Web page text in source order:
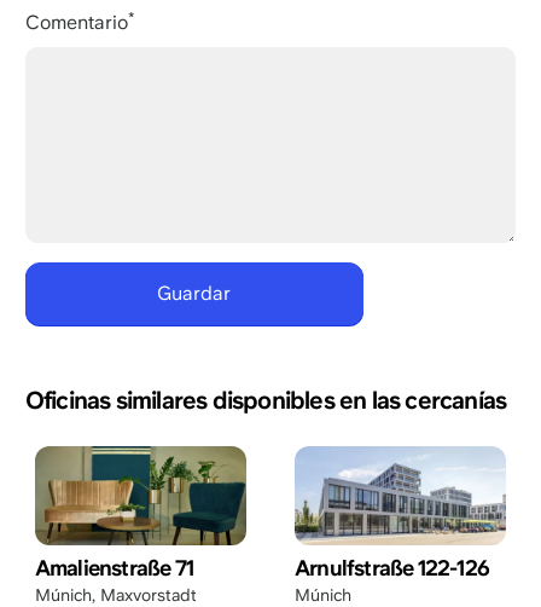
Comentario
Oficinas similares disponibles en las cercanías
Amalienstraße 71
Múnich, Maxvorstadt
Arnulfstraße 122-126
Múnich